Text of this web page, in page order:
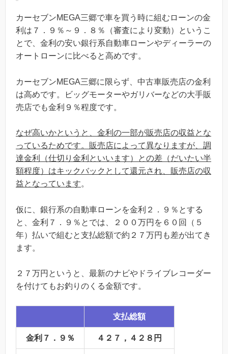
カーセブンMEGA三郷で車を買う時に組むローンの金
利は７．９％～９．８％（審査により変動）というこ
とで、金利の安い銀行系自動車ローンやディーラーの
オートローンに比べると高めです。
カーセブンMEGA三郷に限らず、中古車販売店の金利
は高めです。ビッグモーターやガリバーなどの大手販
売店でも金利９％程度です。
なぜ高いかというと、金利の一部が販売店の収益とな
っているためです。販売店によって異なりますが、調
達金利（仕切り金利といいます）との差（だいたい半
額程度）はキックバックとして還元され、販売店の収
益となっています。
仮に、銀行系の自動車ローンを金利２．９％とする
と、金利７．９％とでは、２００万円を６０回（５
年）払いで組むと支払総額で約２７万円も差が出てき
ます。
２７万円というと、最新のナビやドライブレコーダー
を付けてもお釣りのくる金額です。
支払総額
金利７．９％ ４２７，４２８円